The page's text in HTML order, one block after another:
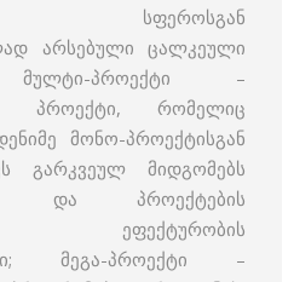
სფეროსგან
არსებული ცალკეული
მულტი-პროექტი –
პროექტი, რომელიც
მონო-პროექტისგან
გარკვეულ მიდგომებს
და პროექტების
ეფექტურობის
მეგა-პროექტი –